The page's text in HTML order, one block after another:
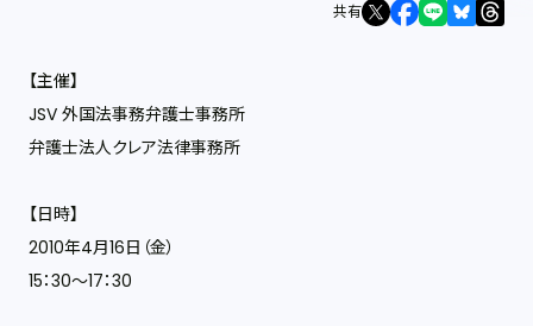
共有
【主催】
JSV 外国法事務弁護士事務所
弁護士法人クレア法律事務所
【日時】
2010年4月16日（金）
15：30〜17：30